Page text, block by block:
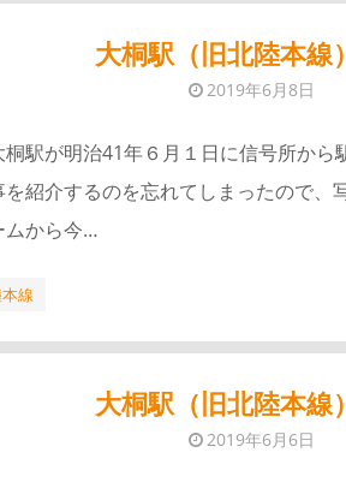
大桐駅（旧北陸本線
2019年6月8日
駅が明治41年６月１日に信号所か
紹介するのを忘れてしまったので、
ムから今…
線
大桐駅（旧北陸本線
2019年6月6日